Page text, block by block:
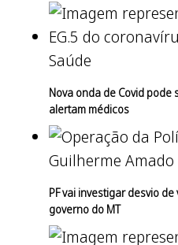
Saúde
Nova onda de Covid
alertam médicos
Guilherme Amado
PF vai investigar desvio
governo do MT